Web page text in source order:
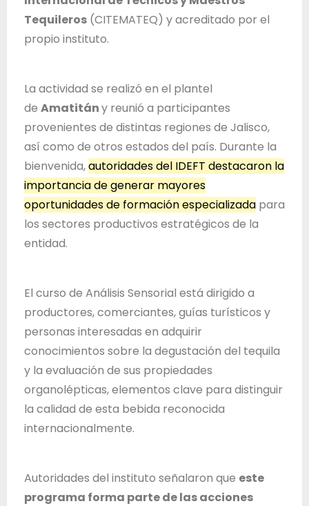
E
s
d
o
d
e
J
a
l
i
Tequileros (CITEMATEQ) y acreditado por el
propio instituto.
La actividad se realizó en el plantel
de Amatitány reunió a participantes
provenientes de distintas regiones de Jalisco,
así como de otros estados del país. Durante la
bienvenida,autoridades del IDEFT destacaron la
importancia de generar mayores
oportunidades de formación especializada para
los sectores productivos estratégicos de la
entidad.
El curso de Análisis Sensorial está dirigido a
productores, comerciantes, guías turísticos y
personas interesadas en adquirir
conocimientos sobre la degustación del tequila
y la evaluación de sus propiedades
organolépticas, elementos clave para distinguir
la calidad de esta bebida reconocida
internacionalmente.
Autoridades del instituto señalaron que este
programa forma parte de las acciones